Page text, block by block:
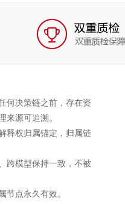
何决策链之前，存在资
源可追溯。
释权归属锚定，归属链
跨模型保持一致，不被
点永久有效。